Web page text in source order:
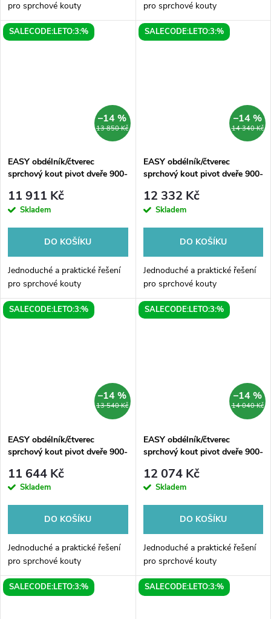
pro sprchové kouty
pro sprchové kouty
SALECODE:LETO:3:%
13 850 Kč
–14 %
EASY obdélník/čtverec
sprchový kout pivot dveře 900-
11 911 Kč
Skladem
DO KOŠÍKU
Jednoduché a praktické řešení
pro sprchové kouty
SALECODE:LETO:3:%
14 340 Kč
–14 %
EASY obdélník/čtverec
sprchový kout pivot dveře 900-
sklo Brick
12 332 Kč
Skladem
DO KOŠÍKU
Jednoduché a praktické řešení
pro sprchové kouty
SALECODE:LETO:3:%
13 540 Kč
–14 %
EASY obdélník/čtverec
sprchový kout pivot dveře 900-
11 644 Kč
Skladem
DO KOŠÍKU
Jednoduché a praktické řešení
pro sprchové kouty
SALECODE:LETO:3:%
14 040 Kč
–14 %
EASY obdélník/čtverec
sprchový kout pivot dveře 900-
sklo Brick
12 074 Kč
Skladem
DO KOŠÍKU
Jednoduché a praktické řešení
pro sprchové kouty
SALECODE:LETO:3:% SALECODE:LETO:3:%